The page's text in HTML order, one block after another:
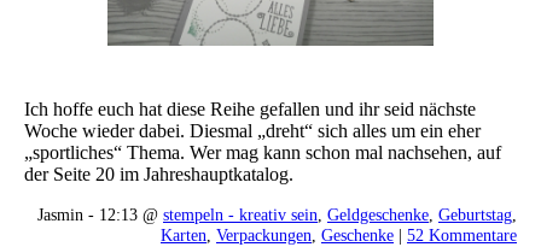
Ich hoffe euch hat diese Reihe gefallen und ihr seid nächste
Woche wieder dabei. Diesmal „dreht“ sich alles um ein eher
„sportliches“ Thema. Wer mag kann schon mal nachsehen, auf
der Seite 20 im Jahreshauptkatalog.
Jasmin - 12:13 @ stempeln - kreativ sein Geldgeschenke Geburtstag
Karten Verpackungen Geschenke | 52 Kommentare